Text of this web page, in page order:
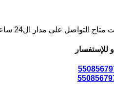
متاح التواصل على مدار ال24 ساعة.
للإستفسار